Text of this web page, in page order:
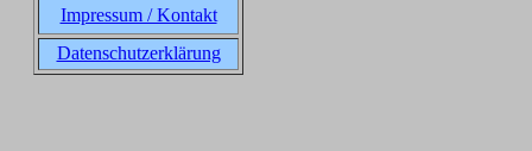
Impressum / Kontakt
Datenschutzerklärung